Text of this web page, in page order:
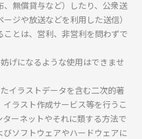
無償貸与など）したり、公衆送
ジや放送などを利用した送信）
とは、営利、非営利を問わずで
げになるような使用はできませ
イラストデータを含む二次的著
ラスト作成サービス等を行うこ
ーネットやそれに類する方法で
ソフトウェアやハードウェアに